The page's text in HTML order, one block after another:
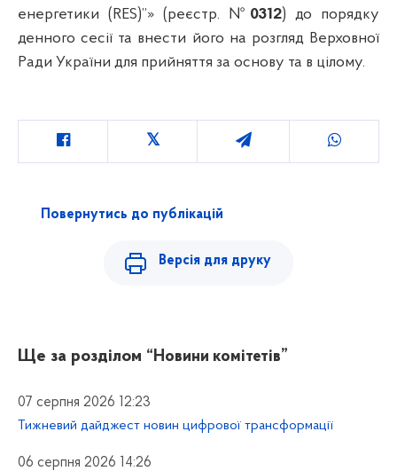
енергетики (RES)”» (реєстр. № 0312) до порядку
денного сесії та внести його на розгляд Верховної
Ради України для прийняття за основу та в цілому.
Повернутись до публікацій
Версія для друку
Ще за розділом “Новини комітетів”
07 серпня 2026 12:23
Тижневий дайджест новин цифрової трансформації
06 серпня 2026 14:26